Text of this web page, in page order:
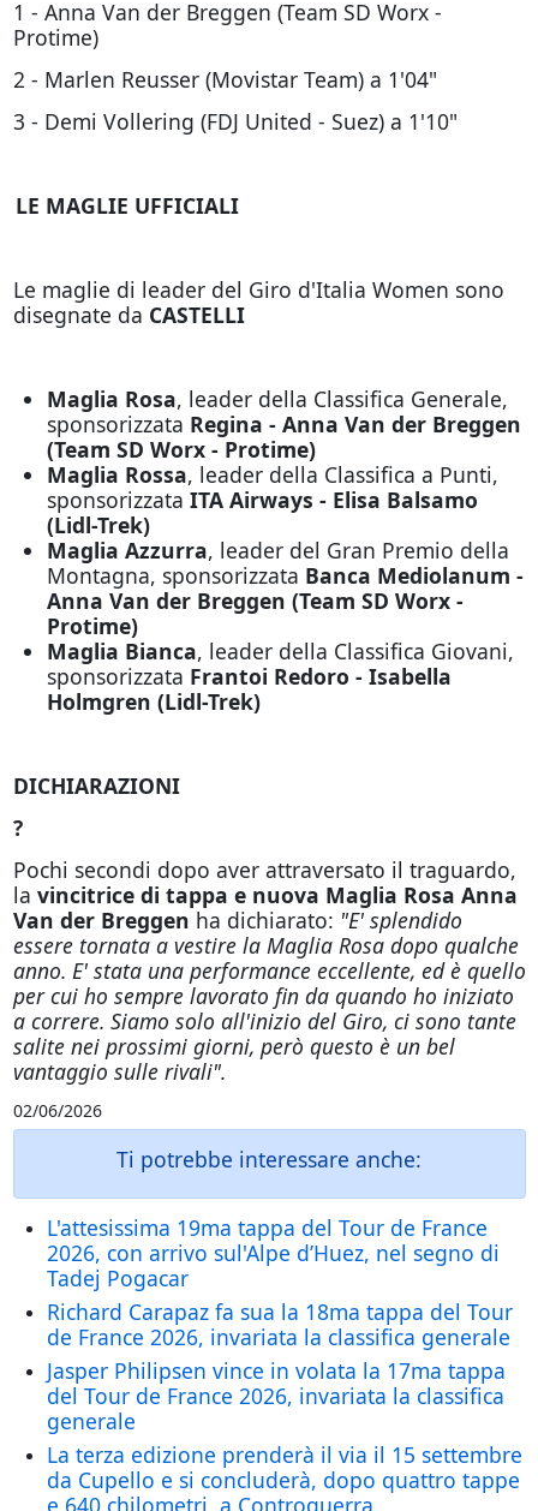
1 - Anna Van der Breggen (Team SD Worx -
Protime)
2 - Marlen Reusser (Movistar Team) a 1'04"
3 - Demi Vollering (FDJ United - Suez) a 1'10"
LE MAGLIE UFFICIALI
Le maglie di leader del Giro d'Italia Women sono
disegnate da CASTELLI
Maglia Rosa, leader della Classifica Generale,
sponsorizzata Regina - Anna Van der Breggen
(Team SD Worx - Protime)
Maglia Rossa, leader della Classifica a Punti,
sponsorizzata ITA Airways - Elisa Balsamo
(Lidl-Trek)
Maglia Azzurra, leader del Gran Premio della
Montagna, sponsorizzata Banca Mediolanum -
Anna Van der Breggen (Team SD Worx -
Protime)
Maglia Bianca, leader della Classifica Giovani,
sponsorizzata Frantoi Redoro - Isabella
Holmgren (Lidl-Trek)
DICHIARAZIONI
?
Pochi secondi dopo aver attraversato il traguardo,
la vincitrice di tappa e nuova Maglia Rosa Anna
Van der Breggen ha dichiarato: "E' splendido
essere tornata a vestire la Maglia Rosa dopo qualche
anno. E' stata una performance eccellente, ed è quello
per cui ho sempre lavorato fin da quando ho iniziato
a correre. Siamo solo all'inizio del Giro, ci sono tante
salite nei prossimi giorni, però questo è un bel
vantaggio sulle rivali".
02/06/2026
Ti potrebbe interessare anche:
L'attesissima 19ma tappa del Tour de France
2026, con arrivo sul'Alpe d’Huez, nel segno di
Tadej Pogacar
Richard Carapaz fa sua la 18ma tappa del Tour
de France 2026, invariata la classifica generale
Jasper Philipsen vince in volata la 17ma tappa
del Tour de France 2026, invariata la classifica
generale
La terza edizione prenderà il via il 15 settembre
da Cupello e si concluderà, dopo quattro tappe
e 640 chilometri, a Controguerra